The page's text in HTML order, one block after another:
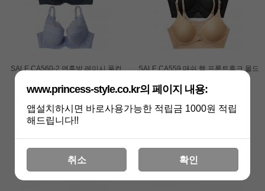
SALE CA560-2 면혼방 레이시 풀컵
29,000원
SALE CA559 매쉬 햄 프론트후크 몰드
29,000원
www.princess-style.co.kr의 페이지 내용:
앱설치하시면 바로사용가능한 적립금 1000원 적립
해드립니다!!
취소 확인